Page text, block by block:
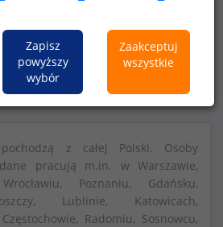
Dowiedz się więcej
z całej Polski. Osoby
pracują m.in. w Warszawie,
Poznaniu, Gdańsku,
Lublinie, Katowicach,
Radomiu, Sosnowcu,
Zapisz
powyższy
wybór
Zaakceptuj
wszystkie